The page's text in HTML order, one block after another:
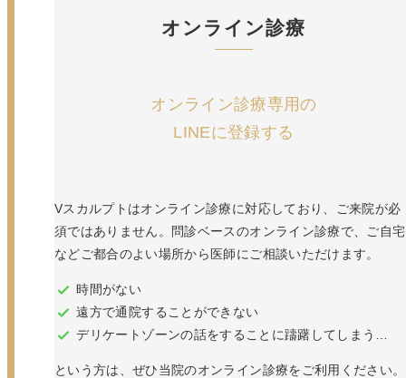
オンライン診療
オンライン診療専用の
LINEに登録する
Vスカルプトはオンライン診療に対応しており、ご来院が必
須ではありません。問診ベースのオンライン診療で、ご自宅
などご都合のよい場所から医師にご相談いただけます。
時間がない
遠方で通院することができない
デリケートゾーンの話をすることに躊躇してしまう…
という方は、ぜひ当院のオンライン診療をご利用ください。